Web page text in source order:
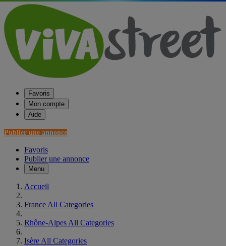
Favoris
Mon compte
Aide
Publier une annonce
Favoris
Publier une annonce
Menu
Accueil
France All Categories
Rhône-Alpes All Categories
Isère All Categories